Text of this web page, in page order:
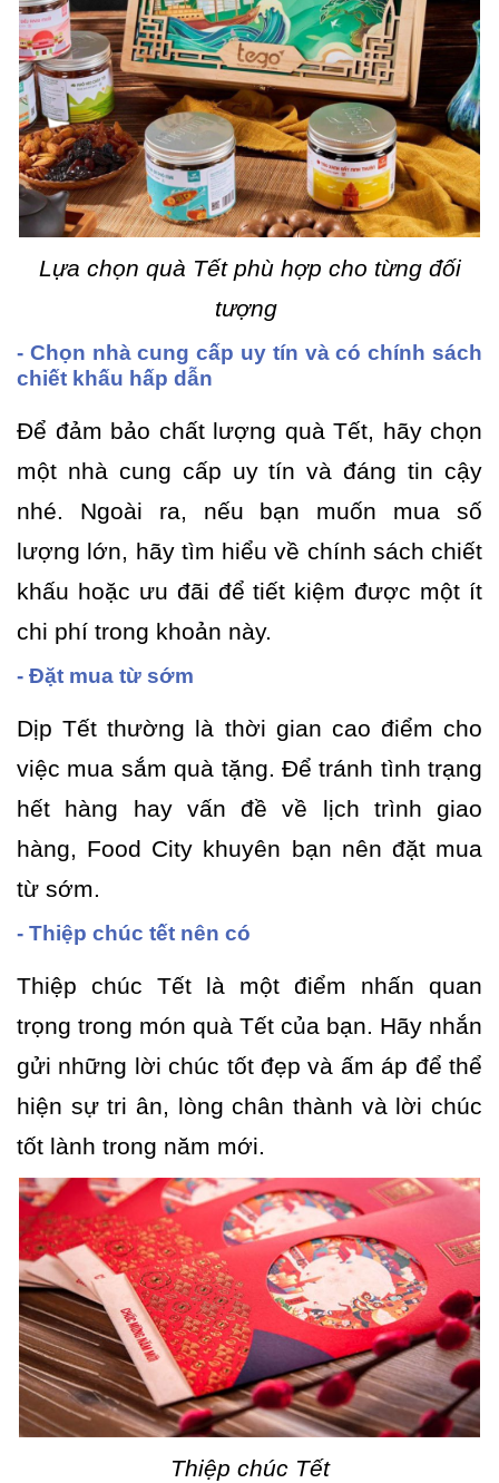
Lựa chọn quà Tết phù hợp cho từng đối
tượng
- Chọn nhà cung cấp uy tín và có chính sách
chiết khấu hấp dẫn
Để đảm bảo chất lượng quà Tết, hãy chọn
một nhà cung cấp uy tín và đáng tin cậy
nhé. Ngoài ra, nếu bạn muốn mua số
lượng lớn, hãy tìm hiểu về chính sách chiết
khấu hoặc ưu đãi để tiết kiệm được một ít
chi phí trong khoản này.
- Đặt mua từ sớm
Dịp Tết thường là thời gian cao điểm cho
việc mua sắm quà tặng. Để tránh tình trạng
hết hàng hay vấn đề về lịch trình giao
hàng, Food City khuyên bạn nên đặt mua
từ sớm.
- Thiệp chúc tết nên có
Thiệp chúc Tết là một điểm nhấn quan
trọng trong món quà Tết của bạn. Hãy nhắn
gửi những lời chúc tốt đẹp và ấm áp để thể
hiện sự tri ân, lòng chân thành và lời chúc
tốt lành trong năm mới.
Thiệp chúc Tết